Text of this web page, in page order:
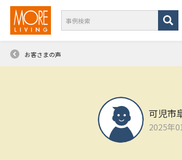
お客さまの声
可児市
2025年